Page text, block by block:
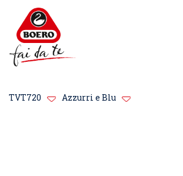
TVT720 Azzurri e Blu